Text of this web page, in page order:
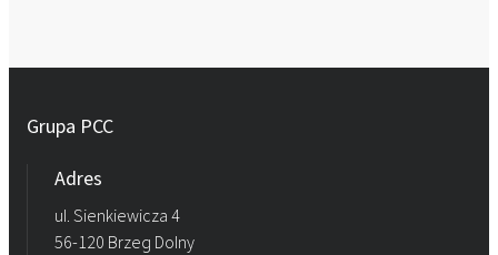
Grupa PCC
Adres
ul. Sienkiewicza 4
56-120 Brzeg Dolny